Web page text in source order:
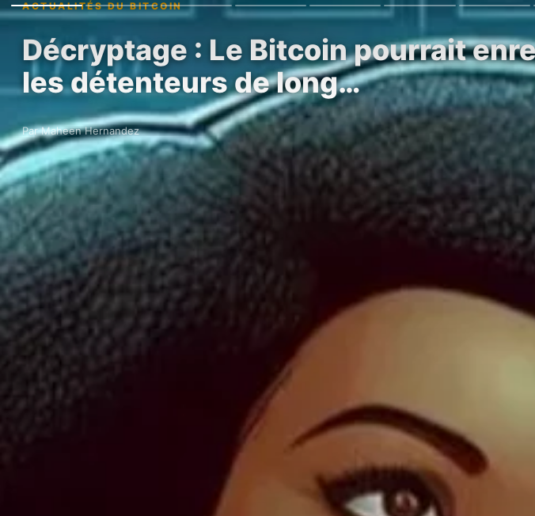
ACTUALITÉS DU BITCOIN
Décryptage : Le Bitcoin pourrait
les détenteurs de long…
Par Maheen Hernandez